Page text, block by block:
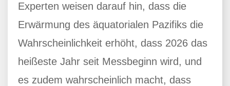
Experten weisen darauf hin, dass die
Erwärmung des äquatorialen Pazifiks die
Wahrscheinlichkeit erhöht, dass 2026 das
heißeste Jahr seit Messbeginn wird, und
es zudem wahrscheinlich macht, dass